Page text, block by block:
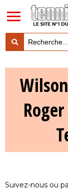
LES
Suivez-nous ou